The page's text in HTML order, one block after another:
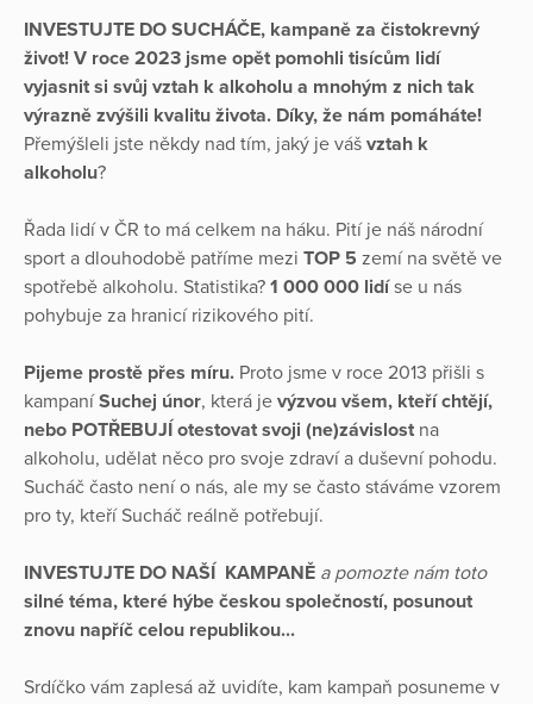
INVESTUJTE DO SUCHÁČE, kampaně za čistokrevný
život! V roce 2023 jsme opět pomohli tisícům lidí
vyjasnit si svůj vztah k alkoholu a mnohým z nich tak
výrazně zvýšili kvalitu života. Díky, že nám pomáháte!
Přemýšleli jste někdy nad tím, jaký je váš vztah k
alkoholu?
Řada lidí v ČR to má celkem na háku. Pití je náš národní
sport a dlouhodobě patříme mezi TOP 5 zemí na světě ve
spotřebě alkoholu. Statistika? 1 000 000 lidíse u nás
pohybuje za hranicí rizikového pití.
Pijeme prostě přes míru. Proto jsme v roce 2013 přišli s
kampaníSuchej únor, která je výzvou všem, kteří chtějí,
nebo POTŘEBUJÍ otestovat svoji (ne)závislost na
alkoholu, udělat něco pro svoje zdraví a duševní pohodu.
Sucháč často není o nás, ale my se často stáváme vzorem
pro ty, kteří Sucháč reálně potřebují.
INVESTUJTE DO NAŠÍ KAMPANĚ a pomozte nám toto
silné téma, které hýbe českou společností, posunout
znovu napříč celou republikou...
Srdíčko vám zaplesá až uvidíte, kam kampaň posuneme v